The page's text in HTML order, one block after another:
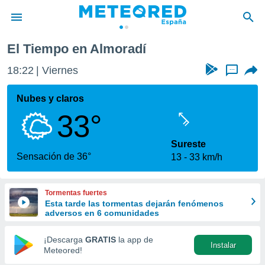
de
por
que se
calidad.
a este
las
y
forma
digital
basada
El Tiempo en Almoradí
18:22 Viernes ...
Nubes y claros
33°
Sensación de 36°
Sureste
13
33 km/h
Tormentas fuertes
Esta tarde las tormentas dejarán fenómenos
adversos en 6 comunidades
¡Descarga GRATIS la app de
Meteored!
Instalar